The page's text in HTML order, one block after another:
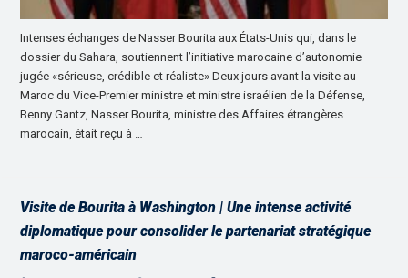
Intenses échanges de Nasser Bourita aux États-Unis qui, dans le
dossier du Sahara, soutiennent l’initiative marocaine d’autonomie
jugée «sérieuse, crédible et réaliste» Deux jours avant la visite au
Maroc du Vice-Premier ministre et ministre israélien de la Défense,
Benny Gantz, Nasser Bourita, ministre des Affaires étrangères
marocain, était reçu à …
Visite de Bourita à Washington | Une intense activité
diplomatique pour consolider le partenariat stratégique
maroco-américain